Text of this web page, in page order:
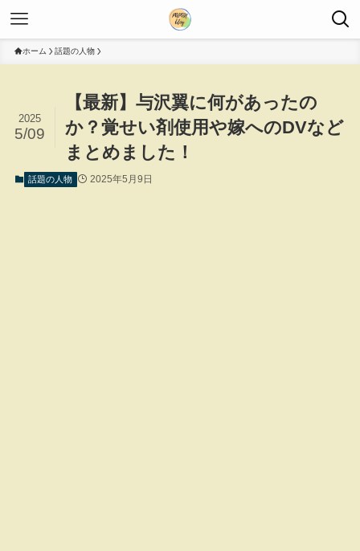
ホーム 話題の人物
【最新】与沢翼に何があったの
か？覚せい剤使用や嫁へのDVなど
まとめました！
2025
5/09
話題の人物 2025年5月9日